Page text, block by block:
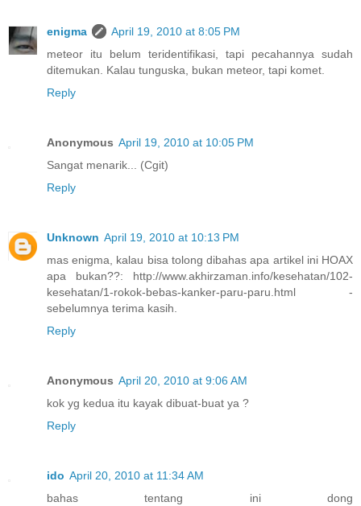
enigma
April 19, 2010 at 8:05 PM
meteor itu belum teridentifikasi, tapi pecahannya sudah
ditemukan. Kalau tunguska, bukan meteor, tapi komet.
Reply
Anonymous April 19, 2010 at 10:05 PM
Sangat menarik... (Cgit)
Reply
Unknown April 19, 2010 at 10:13 PM
mas enigma, kalau bisa tolong dibahas apa artikel ini HOAX
apa bukan??: http://www.akhirzaman.info/kesehatan/102-
kesehatan/1-rokok-bebas-kanker-paru-paru.html -
sebelumnya terima kasih.
Reply
Anonymous April 20, 2010 at 9:06 AM
kok yg kedua itu kayak dibuat-buat ya ?
Reply
ido April 20, 2010 at 11:34 AM
bahas tentang ini dong